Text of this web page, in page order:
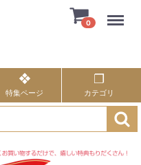
0
特集ページ カテゴリ